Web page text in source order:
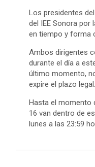
Los presidentes
del IEE Sonora
en tiempo y forma
Ambos dirigentes
durante el día a
último momento,
expire el plazo legal.
Hasta el momento
16 van dentro de
lunes a las 23:59